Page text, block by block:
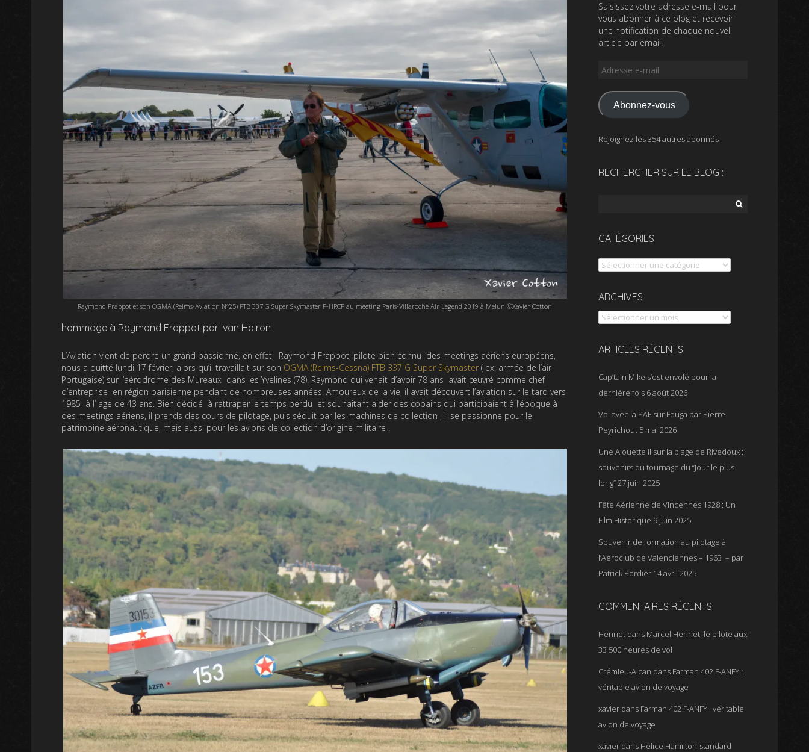
Raymond Frappot et son OGMA (Reims-Aviation N°25) FTB 337 G Super Skymaster F-HRCF au meeting Paris-Villaroche Air Legend 2019 à Melun ©Xavier Cotton
hommage à Raymond Frappot par Ivan Hairon
L’Aviation vient de perdre un grand passionné, en effet, Raymond Frappot, pilote bien connu des meetings aériens européens,
nous a quitté lundi 17 février, alors qu’il travaillait sur son OGMA (Reims-Cessna) FTB 337 G Super Skymaster( ex: armée de l’air
Portugaise) sur l’aérodrome des Mureaux dans les Yvelines (78). Raymond qui venait d’avoir 78 ans avait œuvré comme chef
d’entreprise en région parisienne pendant de nombreuses années. Amoureux de la vie, il avait découvert l’aviation sur le tard vers
1985 à l’ age de 43 ans. Bien décidé à rattraper le temps perdu et souhaitant aider des copains qui participaient à l’époque à
des meetings aériens, il prends des cours de pilotage, puis séduit par les machines de collection , il se passionne pour le
patrimoine aéronautique, mais aussi pour les avions de collection d’origine militaire .
Saisissez votre adresse e-mail pour
vous abonner à ce blog et recevoir
une notification de chaque nouvel
article par email.
Adresse
mail
Abonnez-vous
Rejoignez les 354 autres abonnés
RECHERCHER SUR LE BLOG :
CATÉGORIES
Catégories
ARCHIVES
Archives
ARTICLES RÉCENTS
Cap’tain Mike s’est envolé pour la
dernière fois 6 août 2026
Vol avec la PAF sur Fouga par Pierre
Peyrichout 5 mai 2026
Une Alouette II sur la plage de Rivedoux :
souvenirs du tournage du “Jour le plus
long”27 juin 2025
Fête Aérienne de Vincennes 1928 : Un
Film Historique 9 juin 2025
Souvenir de formation au pilotage à
l’Aéroclub de Valenciennes – 1963 – par
Patrick Bordier 14 avril 2025
COMMENTAIRES RÉCENTS
Henriet dans Marcel Henriet, le pilote aux
33 500 heures de vol
Crémieu-Alcan dans Farman 402 F-ANFY :
véritable avion de voyage
xavier dans Farman 402 F-ANFY : véritable
avion de voyage
xavier dans Hélice Hamilton-standard